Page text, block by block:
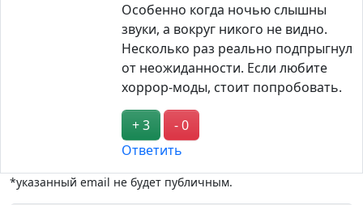
Особенно когда ночью слышны
звуки, а вокруг никого не видно.
Несколько раз реально подпрыгнул
от неожиданности. Если любите
хоррор-моды, стоит попробовать.
+ 3
- 0
Ответить
*указанный email не будет публичным.